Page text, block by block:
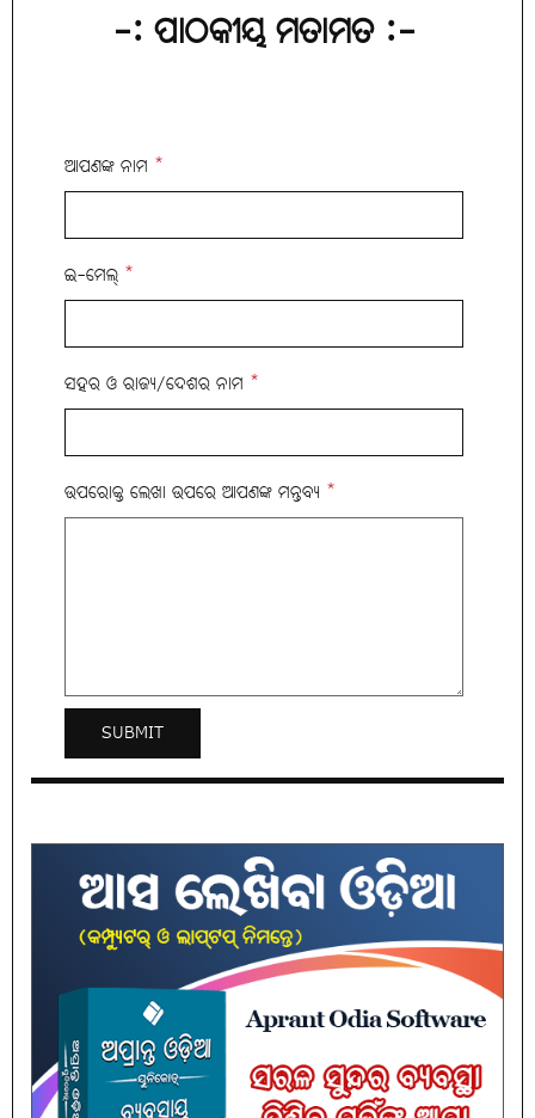
-: ପାଠକୀୟ ମତାମତ :-
ଆପଣଙ୍କ ନାମ *
ଇ-ମେଲ୍ *
ସହର ଓ ରାଜ୍ୟ/ଦେଶର ନାମ *
ଉପରୋକ୍ତ ଲେଖା ଉପରେ ଆପଣଙ୍କ ମନ୍ତବ୍ୟ *